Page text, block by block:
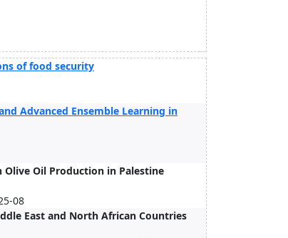
of food security
Advanced Ensemble Learning in
Olive Oil Production in Palestine
08
East and North African Countries